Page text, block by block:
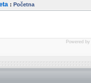
: Početna
Powered by